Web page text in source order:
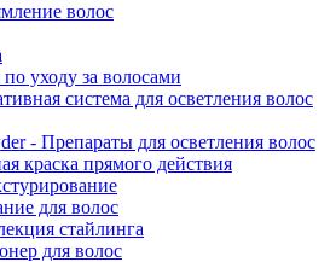
волос
уходу за волосами
система для осветления волос
- Препараты для осветления волос
краска прямого действия
для волос
стайлинга
для волос